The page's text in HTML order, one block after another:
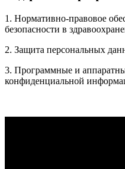
1. Нормативно-правовое
безопасности в
2. Защита персональных
3. Программные и
конфиденциальной